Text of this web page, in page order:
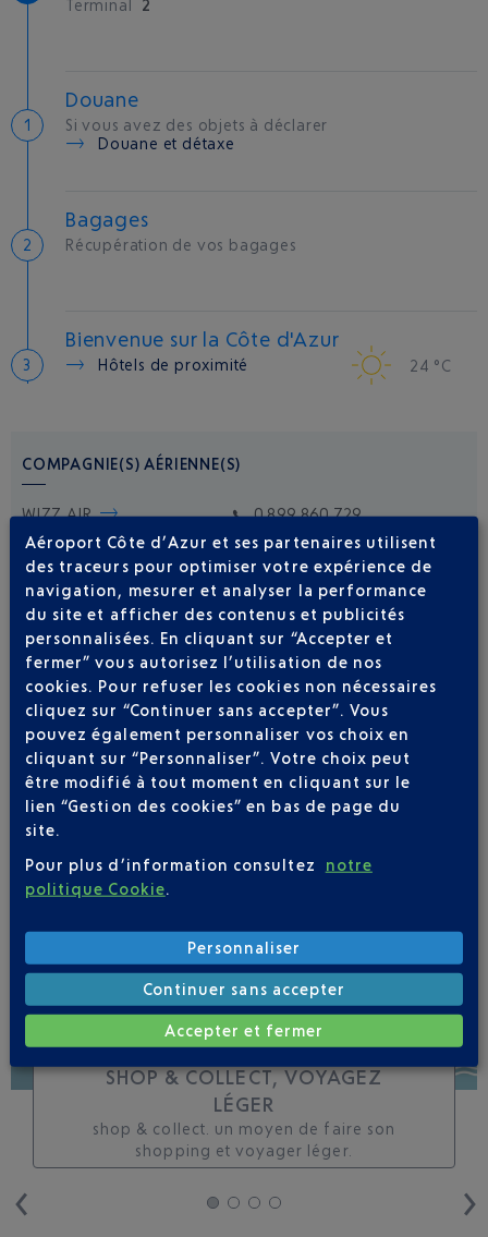
Terminal 2
Douane
Si vous avez des objets à déclarer
Douane et détaxe
Bagages
Récupération de vos bagages
Bienvenue sur la Côte d'Azur
Hôtels de proximité 24 °C
COMPAGNIE(S) AÉRIENNE(S)
WIZZ AIR 0 899 860 729
Soyez notifié(e) de
toutes les évolutions
pour ce vol
SHOP & COLLECT, VOYAGEZ
LÉGER
shop & collect. un moyen de faire son
shopping et voyager léger.
Aéroport Côte d’Azur et ses partenaires utilisent
des traceurs pour optimiser votre expérience de
navigation, mesurer et analyser la performance
du site et afficher des contenus et publicités
personnalisées. En cliquant sur “Accepter et
fermer” vous autorisez l’utilisation de nos
cookies. Pour refuser les cookies non nécessaires
cliquez sur “Continuer sans accepter”. Vous
pouvez également personnaliser vos choix en
cliquant sur “Personnaliser”. Votre choix peut
être modifié à tout moment en cliquant sur le
lien “Gestion des cookies” en bas de page du
site.
Pour plus d’information consultez
notre
politique Cookie
Personnaliser
Continuer sans accepter
Accepter et fermer